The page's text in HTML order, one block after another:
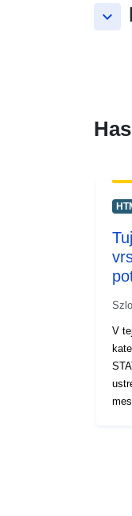
keyboard_arrow_down
V